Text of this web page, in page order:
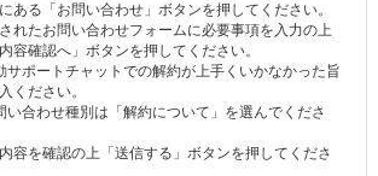
ある「お問い合わせ」ボタンを押してください。
れたお問い合わせフォームに必要事項を入力の上
内容確認へ」ボタンを押してください。
ポートチャットでの解約が上手くいかなかった旨
ください。
合わせ種別は「解約について」を選んでくださ
容を確認の上「送信する」ボタンを押してくださ